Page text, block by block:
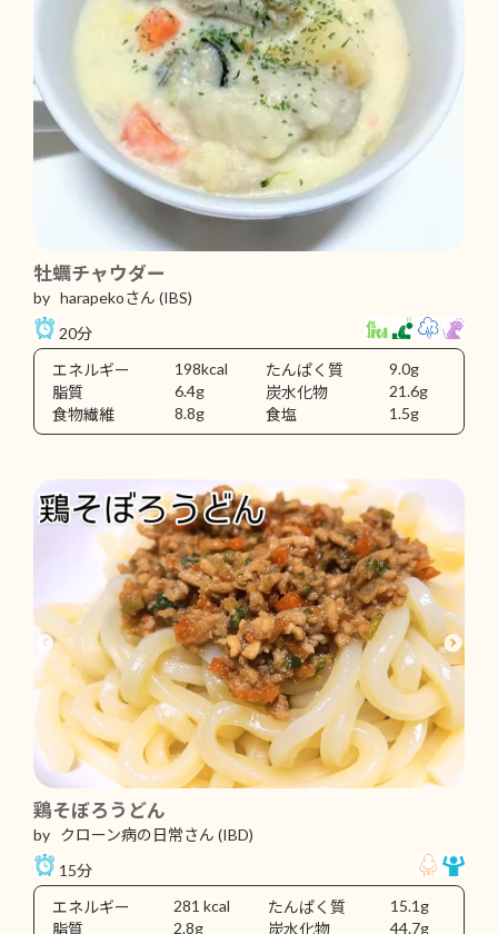
牡蠣チャウダー
by harapekoさん (IBS)
20分
エネルギー
198kcal たんぱく質
9.0g
脂質
6.4g 炭水化物
21.6g
食物繊維
8.8g 食塩 1.5g
鶏そぼろうどん
by クローン病の日常さん (IBD)
15分
エネルギー
281 kcal たんぱく質
15.1g
脂質
2.8g 炭水化物 44.7g